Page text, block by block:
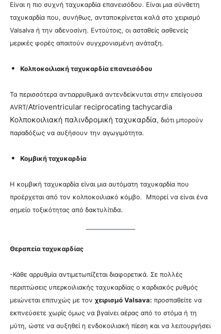
Είναι η πιο συχνή ταχυκαρδία επανεισόδου. Είναι μια σύνθετη
ταχυκαρδία που, συνήθως, ανταποκρίνεται καλά στο χειρισμό
Valsalva ή την αδενοσίνη. Εντούτοις, οι ασταθείς ασθενείς
μερικές φορές απαιτούν συγχρονισμένη ανάταξη.
Κολποκοιλιακή ταχυκαρδία επανεισόδου
Τα περισσότερα αντιαρρυθμικά αντενδείκνυται στην επείγουσα
AVRT/Atrioventricular reciprocating tachycardia
Κολποκοιλιακή παλινδρομική ταχυκαρδία, διότι μπορούν
παραδόξως να αυξήσουν την αγωγιμότητα.
Κομβική ταχυκαρδία
Η κομβική ταχυκαρδία είναι μια αυτόματη ταχυκαρδία που
προέρχεται από τον κολποκοιλιακό κόμβο. Μπορεί να είναι ένα
σημείο τοξικότητας από δακτυλίτιδα.
Θεραπεία ταχυκαρδίας
-Κάθε αρρυθμία αντιμετωπίζεται διαφορετικά. Σε πολλές
περιπτώσεις υπερκοιλιακής ταχυκαρδίας ο καρδιακός ρυθμός
μειώνεται επιτυχώς με τον χειρισμό Valsava: προσπαθείτε να
εκπνεύσετε χωρίς όμως να βγαίνει αέρας από το στόμα ή τη
μύτη, ώστε να αυξηθεί η ενδοκοιλιακή πίεση και να λειτουργήσει